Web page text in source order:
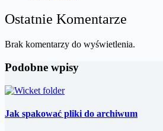
Ostatnie Komentarze
Brak komentarzy do wyświetlenia.
Podobne wpisy
Jak spakować pliki do archiwum